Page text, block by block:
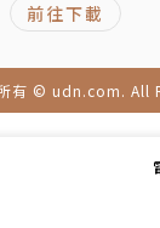
前往下載
有 © udn.com. All